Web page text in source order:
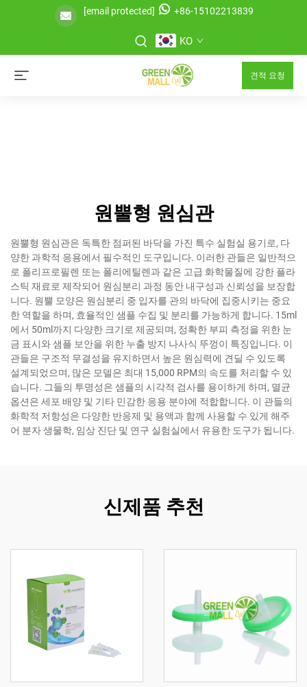
[email protected] +86-15102213839
KO
견적 요청
원뿔형 원심관
원뿔형 원심관은 독특한 점퍼된 바닥을 가진 특수 실험실 용기로, 다
양한 과학적 응용에서 필수적인 도구입니다. 이러한 관들은 일반적으
로 폴리프로필렌 또는 폴리에틸렌과 같은 고급 화학물질에 강한 플라
스틱 재료로 제작되어 원심분리 과정 동안 내구성과 신뢰성을 보장합
니다. 원뿔 모양은 원심분리 중 입자를 관의 바닥에 집중시키는 중요
한 역할을 하며, 효율적인 샘플 수집 및 분리를 가능하게 합니다. 15ml
에서 50ml까지 다양한 크기로 제공되며, 정확한 부피 측정을 위한 눈
금 표시와 샘플 보안을 위한 누출 방지 나사식 뚜껑이 특징입니다. 이
관들은 구조적 무결성을 유지하면서 높은 원심력에 견딜 수 있도록
설계되었으며, 많은 모델은 최대 15,000 RPM의 속도를 처리할 수 있
습니다. 그들의 투명성은 샘플의 시각적 검사를 용이하게 하며, 멸균
옵션은 세포 배양 및 기타 민감한 응용 분야에 적합합니다. 이 관들의
화학적 저항성은 다양한 반응제 및 용액과 함께 사용할 수 있게 해주
어 분자 생물학, 임상 진단 및 연구 실험실에서 유용한 도구가 됩니다.
신제품 추천